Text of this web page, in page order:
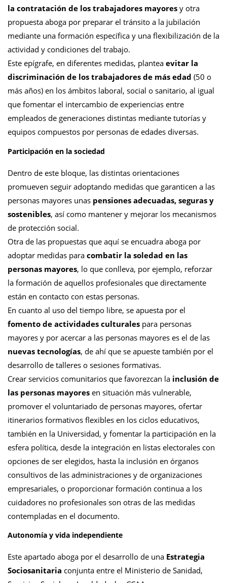
la contratación de los trabajadores mayores y otra
propuesta aboga por preparar el tránsito a la jubilación
mediante una formación específica y una flexibilización de la
actividad y condiciones del trabajo.
Este epígrafe, en diferentes medidas, plantea evitar la
discriminación de los trabajadores de más edad (50 o
más años) en los ámbitos laboral, social o sanitario, al igual
que fomentar el intercambio de experiencias entre
empleados de generaciones distintas mediante tutorías y
equipos compuestos por personas de edades diversas.
Participación en la sociedad
Dentro de este bloque, las distintas orientaciones
promueven seguir adoptando medidas que garanticen a las
personas mayores unas pensiones adecuadas, seguras y
sostenibles, así como mantener y mejorar los mecanismos
de protección social.
Otra de las propuestas que aquí se encuadra aboga por
adoptar medidas para combatir la soledad en las
personas mayores, lo que conlleva, por ejemplo, reforzar
la formación de aquellos profesionales que directamente
están en contacto con estas personas.
En cuanto al uso del tiempo libre, se apuesta por el
fomento de actividades culturales para personas
mayores y por acercar a las personas mayores es el de las
nuevas tecnologías, de ahí que se apueste también por el
desarrollo de talleres o sesiones formativas.
Crear servicios comunitarios que favorezcan la inclusión de
las personas mayores en situación más vulnerable,
promover el voluntariado de personas mayores, ofertar
itinerarios formativos flexibles en los ciclos educativos,
también en la Universidad, y fomentar la participación en la
esfera política, desde la integración en listas electorales con
opciones de ser elegidos, hasta la inclusión en órganos
consultivos de las administraciones y de organizaciones
empresariales, o proporcionar formación continua a los
cuidadores no profesionales son otras de las medidas
contempladas en el documento.
Autonomía y vida independiente
Este apartado aboga por el desarrollo de una Estrategia
Sociosanitaria conjunta entre el Ministerio de Sanidad,